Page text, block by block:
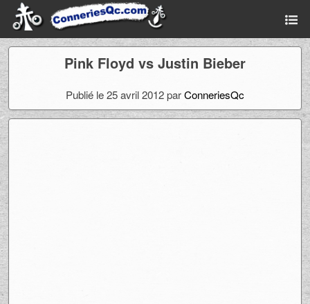
Pink Floyd vs Justin Bieber
Publié le 25 avril 2012 parConneriesQc